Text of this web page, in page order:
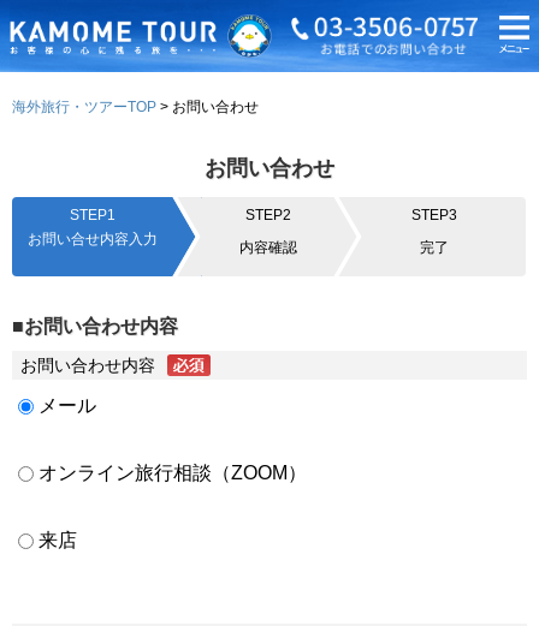
海外旅行・ツアーTOP お問い合わせ
お問い合わせ
STEP1
お問い合せ内容入力
STEP2
内容確認
STEP3
完了
■お問い合わせ内容
お問い合わせ内容
メール
オンライン旅行相談（ZOOM）
来店